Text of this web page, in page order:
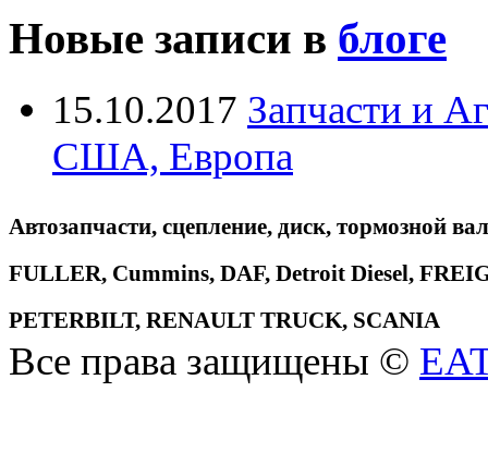
Новые записи в блоге
15.10.2017 Запчасти и
США, Европа
Автозапчасти, сцепление, диск, тормозной
FULLER, Cummins, DAF, Detroit Diesel,
PETERBILT, RENAULT TRUCK, SCANIA
Все права защищены ©